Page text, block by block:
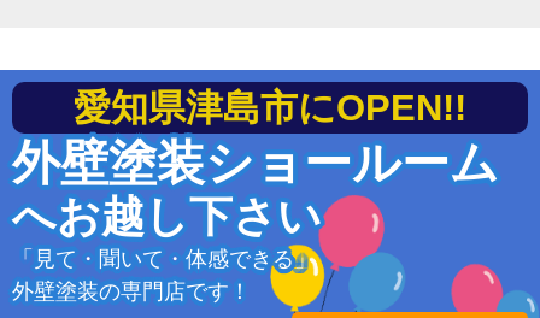
愛知県津島市にOPEN!!
外壁塗装ショールーム
へお越し下さい
「見て・聞いて・体感できる」
外壁塗装の専門店です！